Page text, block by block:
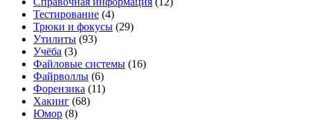
Тестирование (4)
Трюки и фокусы (29)
Утилиты (93)
Учёба (3)
Файловые системы (16)
Файрволлы (6)
Форензика (11)
Хакинг (68)
Юмор (8)